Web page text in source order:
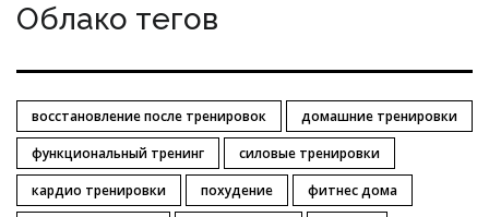
Облако тегов
восстановление после тренировок
домашние тренировки
функциональный тренинг
силовые тренировки
кардио тренировки
похудение
фитнес дома